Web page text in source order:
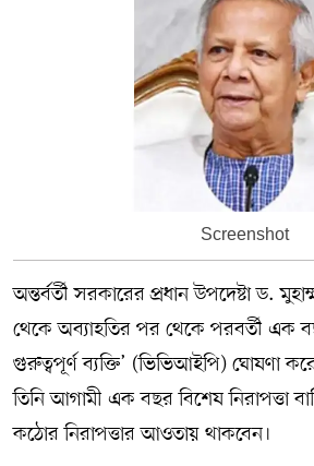
Screenshot
অন্তর্বর্তী সরকারের প্রধান উপদেষ্টা ড.
থেকে অব্যাহতির পর থেকে পরবর্তী এক
গুরুত্বপূর্ণ ব্যক্তি’ (ভিভিআইপি) ঘোষণা
তিনি আগামী এক বছর বিশেষ নিরাপত্তা
কঠোর নিরাপত্তার আওতায় থাকবেন।